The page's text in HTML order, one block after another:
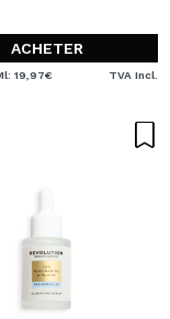
ACHETER
19,97€ TVA Incl.